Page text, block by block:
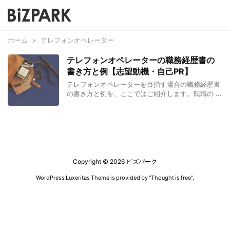
ホーム > テレフォンオペレーター
テレフォンオペレーターの職務経歴書の
書き方と例【志望動機・自己PR】
テレフォンオペレーターを目指す場合の職務経歴書
の書き方と例を、ここではご紹介します。転職の ...
Copyright © 2026 ビズパーク
WordPress Luxeritas Theme is provided by "Thought is free".